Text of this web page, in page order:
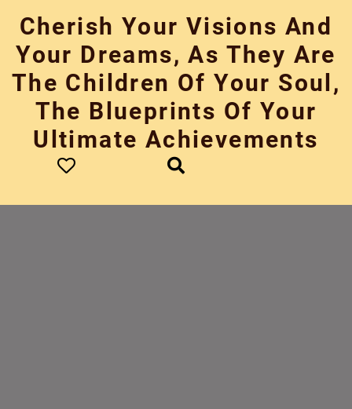
content
Cherish Your Visions And
Your Dreams, As They Are
The Children Of Your Soul,
The Blueprints Of Your
Ultimate Achievements